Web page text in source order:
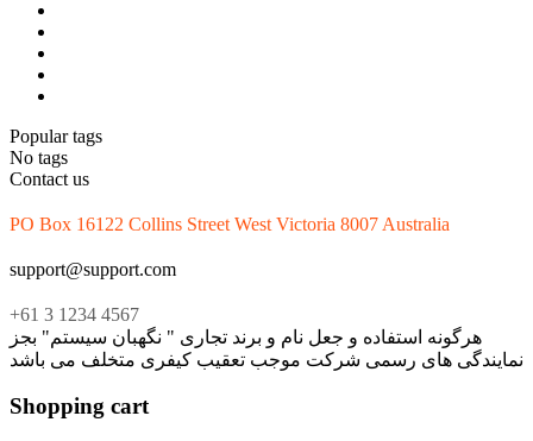
Popular tags
No tags
Contact us
PO Box 16122 Collins Street West Victoria 8007 Australia
support@support.com
+61 3 1234 4567
هرگونه استفاده و جعل نام و برند تجاری " نگهبان سیستم" بجز
نمایندگی های رسمی شرکت موجب تعقیب کیفری متخلف می باشد
Shopping cart